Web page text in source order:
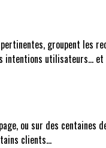
groupent les
intentions utilisateurs… et
ou sur des centaines
clients…